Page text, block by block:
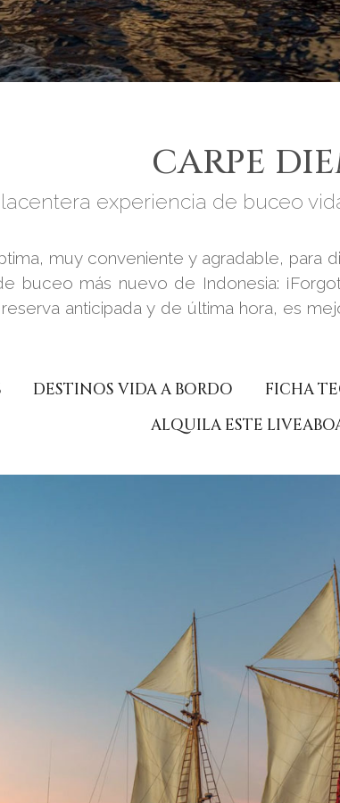
CARPE
experiencia de buceo
muy conveniente y agradable, para
buceo más nuevo de Indonesia:
anticipada y de última hora, es
DESTINOS VIDA A BORDO FICHA
ALQUILA ESTE